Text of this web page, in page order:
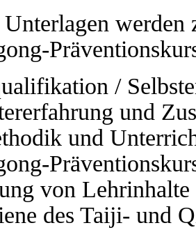
Unterlagen
/
und
und
von
des Taiji- und